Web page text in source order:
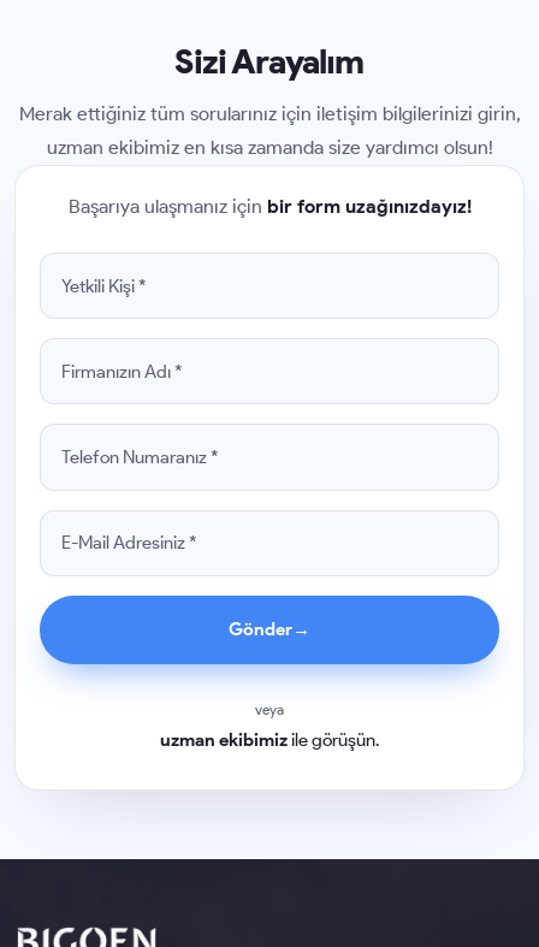
Sizi Arayalım
Merak ettiğiniz tüm sorularınız için iletişim bilgilerinizi girin,
uzman ekibimiz en kısa zamanda size yardımcı olsun!
Başarıya ulaşmanız için bir form uzağınızdayız!
Gönder→
veya
uzman ekibimizile görüşün.